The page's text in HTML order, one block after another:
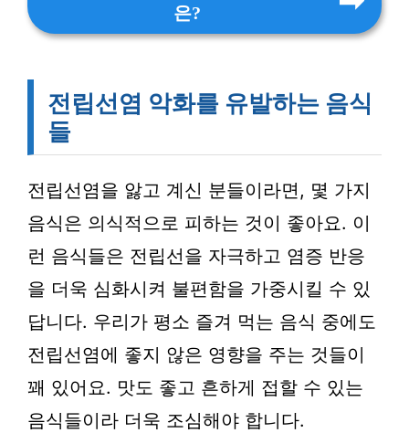
은?
전립선염 악화를 유발하는 음식
들
전립선염을 앓고 계신 분들이라면, 몇 가지
음식은 의식적으로 피하는 것이 좋아요. 이
런 음식들은 전립선을 자극하고 염증 반응
을 더욱 심화시켜 불편함을 가중시킬 수 있
답니다. 우리가 평소 즐겨 먹는 음식 중에도
전립선염에 좋지 않은 영향을 주는 것들이
꽤 있어요. 맛도 좋고 흔하게 접할 수 있는
음식들이라 더욱 조심해야 합니다.